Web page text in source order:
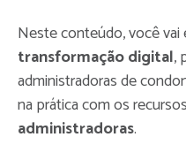
Neste conteúdo, você vai
transformação digital,
administradoras de
na prática com os
administradoras.